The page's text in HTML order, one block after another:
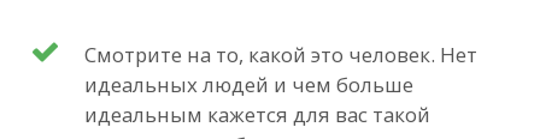
Смотрите на то, какой это человек. Нет
идеальных людей и чем больше
идеальным кажется для вас такой